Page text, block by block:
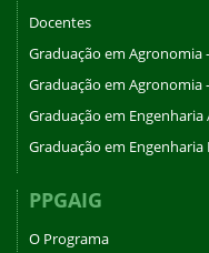
Docentes
Graduação em Agronomia
Graduação em Agronomia
Graduação em
Graduação em
PPGAIG
O Programa